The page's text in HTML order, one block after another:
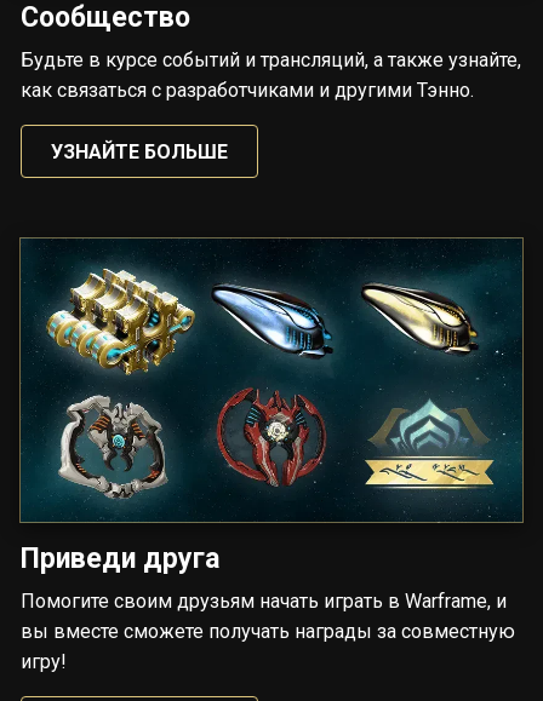
Сообщество
Будьте в курсе событий и трансляций, а также узнайте,
как связаться с разработчиками и другими Тэнно.
УЗНАЙТЕ БОЛЬШЕ
Приведи друга
Помогите своим друзьям начать играть в Warframe, и
вы вместе сможете получать награды за совместную
игру!